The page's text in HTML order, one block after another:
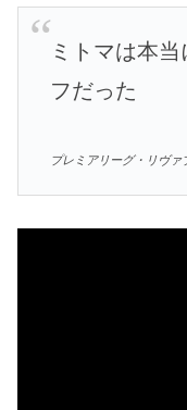
ミトマは本
フだった
プレミアリーグ・リヴ